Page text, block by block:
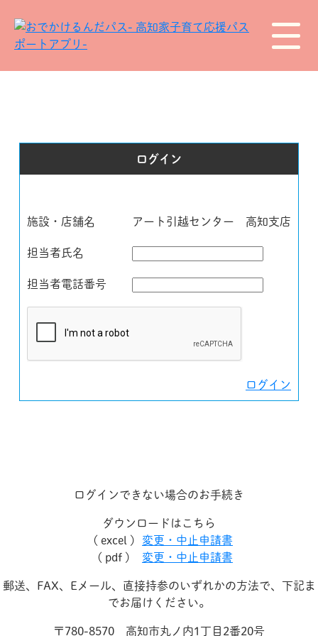
ログイン
施設・店舗名 アート引越センター 高知支店
担当者氏名
担当者電話番号
ログイン
ログインできない場合のお手続き
ダウンロードはこちら
( excel )
変更・中止申請書
( pdf )
変更・中止申請書
郵送、FAX、Eメール、直接持参のいずれかの方法で、下記ま
でお届けください。
〒780-8570 高知市丸ノ内1丁目2番20号